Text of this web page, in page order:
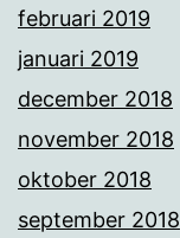
februari 2019
januari 2019
december 2018
november 2018
oktober 2018
september 2018